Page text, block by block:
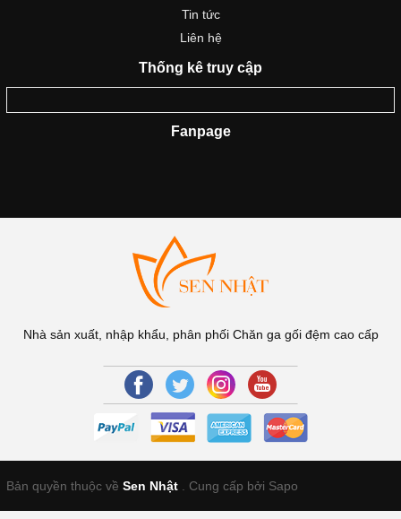
Tin tức
Liên hệ
Thống kê truy cập
Fanpage
Nhà sản xuất, nhập khẩu, phân phối Chăn ga gối đệm cao cấp
Bản quyền thuộc về Sen Nhật Cung cấp bởi Sapo